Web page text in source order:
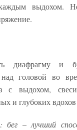
выдохом.
диафрагму и
головой во
с выдохом,
и глубоких
бег – лучший